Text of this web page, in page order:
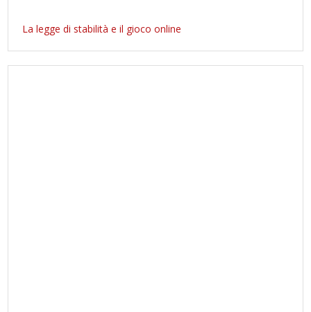
La legge di stabilità e il gioco online